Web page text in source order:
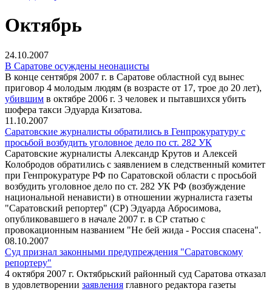
Октябрь
24.10.2007
В Саратове осуждены неонацисты
В конце сентября 2007 г. в Саратове областной суд вынес
приговор 4 молодым людям (в возрасте от 17, трое до 20 лет),
убившим в октябре 2006 г. 3 человек и пытавшихся убить
шофера такси Эдуарда Кизатова.
11.10.2007
Саратовские журналисты обратились в Генпрокуратуру с
просьбой возбудить уголовное дело по ст. 282 УК
Саратовские журналисты Александр Крутов и Алексей
Колобродов обратились с заявлением в следственный комитет
при Генпрокуратуре РФ по Саратовской области с просьбой
возбудить уголовное дело по ст. 282 УК РФ (возбуждение
национальной ненависти) в отношении журналиста газеты
"Саратовский репортер" (СР) Эдуарда Абросимова,
опубликовавшего в начале 2007 г. в СР статью с
провокационным названием "Не бей жида - Россия спасена".
08.10.2007
Суд признал законными предупреждения "Саратовскому
репортеру"
4 октября 2007 г. Октябрьский районный суд Саратова отказал
в удовлетворении заявления главного редактора газеты